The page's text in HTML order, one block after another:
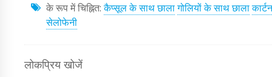
के रूप में चिह्नित:कैप्सूल के साथ छालागोलियों के साथ छाला
सेलोफेनी
लोकप्रिय खोजें